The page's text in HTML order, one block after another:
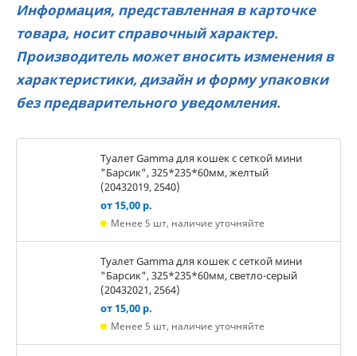
Информация, представленная в карточке
товара, носит справочный характер.
Производитель может вносить изменения в
характеристики, дизайн и форму упаковки
без предварительного уведомления.
Туалет Gamma для кошек c сеткой мини
"Барсик", 325*235*60мм, желтый
(20432019, 2540)
от 15,00 р.
Менее 5 шт, наличие уточняйте
Туалет Gamma для кошек c сеткой мини
"Барсик", 325*235*60мм, светло-серый
(20432021, 2564)
от 15,00 р.
Менее 5 шт, наличие уточняйте